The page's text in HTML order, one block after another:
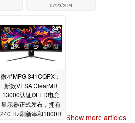
07/23/2024
微星MPG 341CQPX：
新款VESA ClearMR
13000认证OLED电竞
显示器正式发布，拥有
240 Hz刷新率和1800R Show more articles